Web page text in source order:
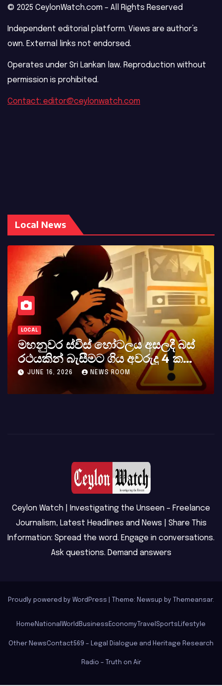
© 2025 CeylonWatch.com – All Rights Reserved
Independent editorial platform. Views are author’s
own. External links not endorsed.
Operates under Sri Lankan law. Reproduction without
permission is prohibited.
Contact: editor@ceylonwatch.com
Local News
බස්
ක
LOCAL
කර්නල් අශෝක අලස් මහතාගේ
අභාවය අප රටට සිදුවූ විශාල
MAY 23, 2026 NEWS ROOM
Ceylon Watch | Investigating the Unseen – Freelance
Journalism, Latest Headlines and News | Share This
Information: Spread the word. Engage in conversations.
Ask questions. Demand answers
Proudly powered by WordPress Theme: Newsup by Themeansar.
Home National World Business Economy Travel Sports Lifestyle
Other NewsContact569 – Legal Dialogue and Heritage Research
Radio – Truth on Air